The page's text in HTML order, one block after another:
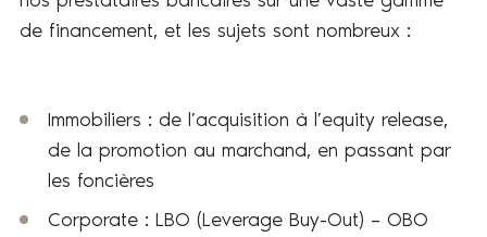
de financement, et les sujets sont nombreux :
Immobiliers : de l’acquisition à l’equity release,
de la promotion au marchand, en passant par
les foncières
Corporate : LBO (Leverage Buy-Out) – OBO